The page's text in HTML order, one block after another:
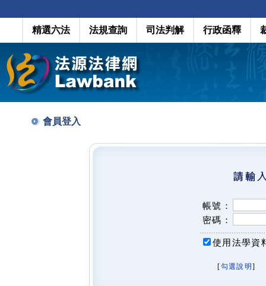
精選六法 法規查詢 司法判解 行政函釋
會員登入
帳號：
密碼：
使用法學資
[勾選說明 ]